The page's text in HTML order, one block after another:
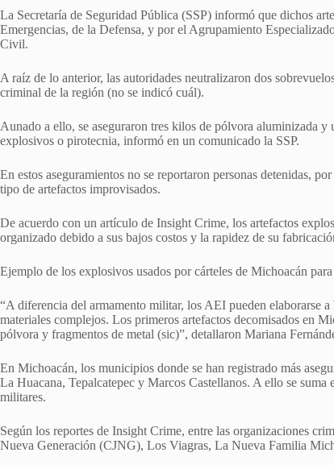
La Secretaría de Seguridad Pública (SSP) informó que dichos
Emergencias, de la Defensa, y por el Agrupamiento
Civil.
A raíz de lo anterior, las autoridades neutralizaron dos
criminal de la región (no se indicó cuál).
Aunado a ello, se aseguraron tres kilos de pólvora aluminizada
explosivos o pirotecnia, informó en un comunicado la SSP.
En estos aseguramientos no se reportaron personas detenidas,
tipo de artefactos improvisados.
De acuerdo con un artículo de Insight Crime, los artefactos
organizado debido a sus bajos costos y la rapidez de su
Ejemplo de los explosivos usados por cárteles de Michoacán
“A diferencia del armamento militar, los AEI pueden elaborarse
materiales complejos. Los primeros artefactos decomisados en
pólvora y fragmentos de metal (sic)”, detallaron Mariana
En Michoacán, los municipios donde se han registrado más
La Huacana, Tepalcatepec y Marcos Castellanos. A ello se
militares.
Según los reportes de Insight Crime, entre las organizaciones
Nueva Generación (CJNG), Los Viagras, La Nueva Familia